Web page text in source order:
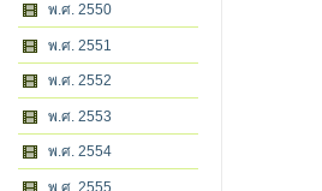
พ.ศ. 2550
พ.ศ. 2551
พ.ศ. 2552
พ.ศ. 2553
พ.ศ. 2554
พ.ศ. 2555